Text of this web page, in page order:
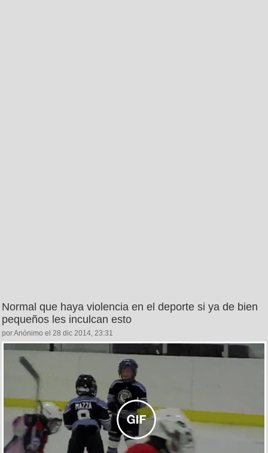
Normal que haya violencia en el deporte si ya de bien
pequeños les inculcan esto
por Anónimo el 28 dic 2014, 23:31